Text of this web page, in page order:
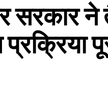
सरकार ने